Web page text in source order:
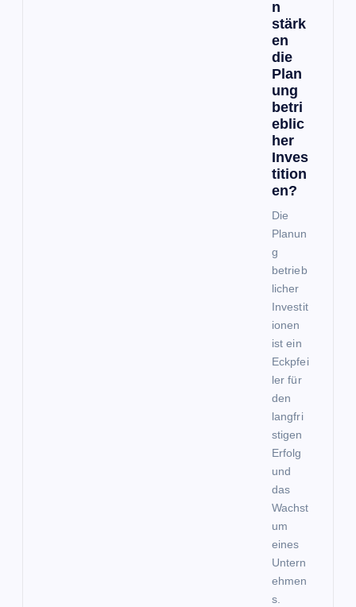
n
stärk
en
die
Plan
ung
betri
eblic
her
Inves
tition
en?
Die
Planun
g
betrieb
licher
Investit
ionen
ist ein
Eckpfei
ler für
den
langfri
stigen
Erfolg
und
das
Wachst
um
eines
Untern
ehmen
s.